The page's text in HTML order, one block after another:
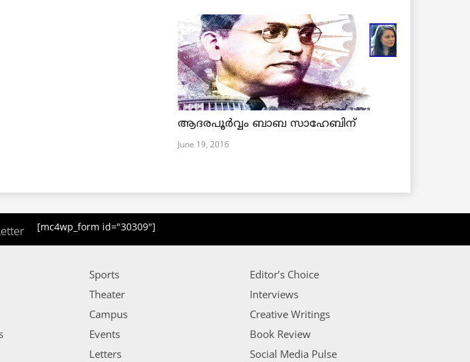
ആദരപൂര്‍വ്വം ബാബ സാഹേബിന്
June 19, 2016
[mc4wp_form id="30309"]
Sports
Theater
Campus
Events
Letters
Editor’s Choice
Interviews
Creative Writings
Book Review
Social Media Pulse